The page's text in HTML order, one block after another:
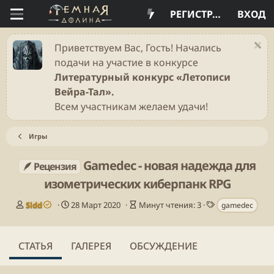
ВХОД
РЕГИСТРАЦИЯ
Приветствуем Вас, Гость! Начались
подачи на участие в конкурсе
Литературный конкурс «Летописи
Вейра-Тал».
Всем участникам желаем удачи!
Игры
🪶 Рецензия Gamedec - новая надежда для
изометрических киберпанк RPG
А
т
р
Sidd
Д
т
п
28 Март 2020
В
е
я
Минут чтения: 3
Т
е
г
gamedec
СТАТЬЯ ГАЛЕРЕЯ ОБСУЖДЕНИЕ